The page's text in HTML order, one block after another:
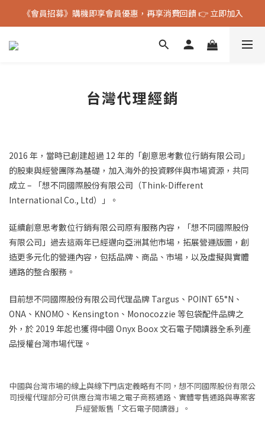
《會員招募》購機即享會員優惠，再享消費回饋 👉 立即加入
《會員招募》購機即享會員優惠，再享消費回饋 👉 立即加入
BOOX 官方授權台灣代理經銷 & 原廠保固服務
台灣代理經銷
s
t
i
m
a
r
e
a
d
t
e
2016 年，當時已創建超過 12 年的「創意思考數位行銷有限公司」
的股東與經營團隊為基礎，加入海外的投資夥伴與市場資源，共同
成立 – 「想不同國際股份有限公司（Think-Different
International Co., Ltd）」。
延續創意思考數位行銷有限公司原有服務內容，「想不同國際股份
有限公司」過去這兩年已經邁向亞洲其他市場，拓展營運版圖，創
造更多元化的營運內容，包括品牌、商品、市場，以及虛擬與實體
通路的整合服務。
目前想不同國際股份有限公司代理品牌 Targus、POINT 65°N、
ONA、KNOMO、Kensington、Monocozzie 等包袋配件品牌之
外，於 2019 年起也獲得中國 Onyx Boox 文石電子閱讀器全系列產
品授權台灣市場代理。
中國與台灣市場的線上與線下門店定義略有不同，想不同國際股份有限公
司授權代理部分可供應台灣市場之電子商務通路、實體零售通路與專案客
戶經營販售「文石電子閱讀器」。